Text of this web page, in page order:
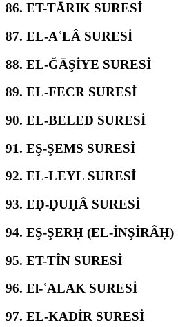
86. ET-TĀRIK SURESİ
87. EL-AʿLÂ SURESİ
88. EL-ĞĀŞİYE SURESİ
89. EL-FECR SURESİ
90. EL-BELED SURESİ
91. EŞ-ŞEMS SURESİ
92. EL-LEYL SURESİ
93. EḌ-ḌUḤÂ SURESİ
94. EŞ-ŞERḤ (EL-İNŞİRÂḤ)
95. ET-TÎN SURESİ
96. El-ʿALAK SURESİ
97. EL-KADİR SURESİ